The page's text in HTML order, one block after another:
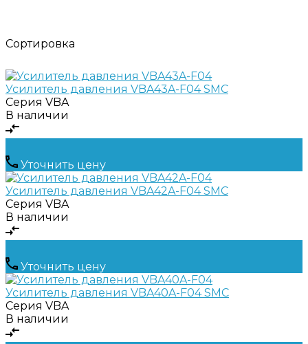
Сортировка
Усилитель давления VBA43A-F04 SMC
Серия VBA
В наличии
Уточнить цену
Усилитель давления VBA42A-F04 SMC
Серия VBA
В наличии
Уточнить цену
Усилитель давления VBA40A-F04 SMC
Серия VBA
В наличии